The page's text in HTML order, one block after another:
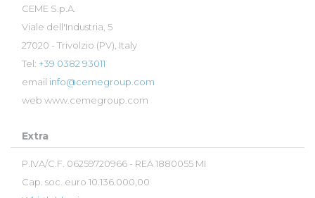
CEME S.p.A.
Viale dell'Industria, 5
27020 - Trivolzio (PV), Italy
Tel: +39 0382 93011
email info@cemegroup.com
web www.cemegroup.com
Extra
P.IVA/C.F. 06259720966 - REA 1880055 MI
Cap. soc. euro 10.136.000,00